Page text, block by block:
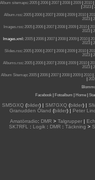
Album sitemaps: 2005 2006 2007 2008 2009 2010
2023|
Album.rss: 2005 2006 2007 2008 2009 2010
2023|
Images.rss: 2005| 2006| 2007| 2008| 2009| 2010|
2023|
Images.xml: 2005| 2006| 2007| 2008| 2009| 2010|
2023|
Slides.rss: 2005| 2006| 2007| 2008| 2009| 2010|
2023|
Albums.rss: 2005 2006 2007 2008 2009 2010
2023|
Album Sitemap: 2005| 2006| 2007| 2008| 2009| 2010|
Facebook| Fotoalbum Home|
SM5GXQ(bilder) | SM7GXQ(bilder) |
Granudden Öland (bilder) | Peter
Amatörradio: DMR> Talgrupper|
SK7RFL
: Logik : DMR : Täckning >